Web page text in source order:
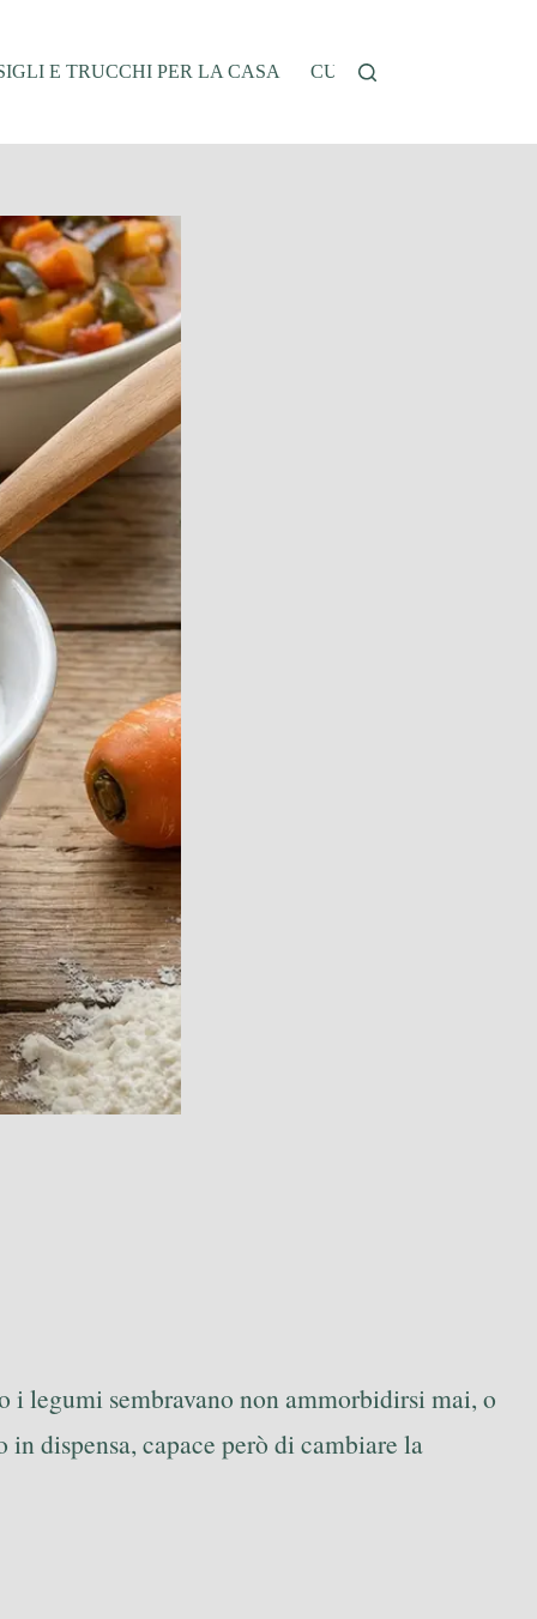
E TRUCCHI PER LA CASA CUCINA E RICETTE
i legumi sembravano non ammorbidirsi mai, o
dispensa, capace però di cambiare la